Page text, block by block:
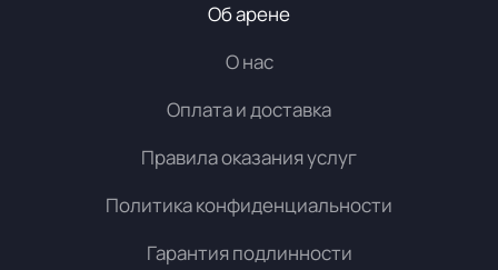
Об арене
О нас
Оплата и доставка
Правила оказания услуг
Политика конфиденциальности
Гарантия подлинности